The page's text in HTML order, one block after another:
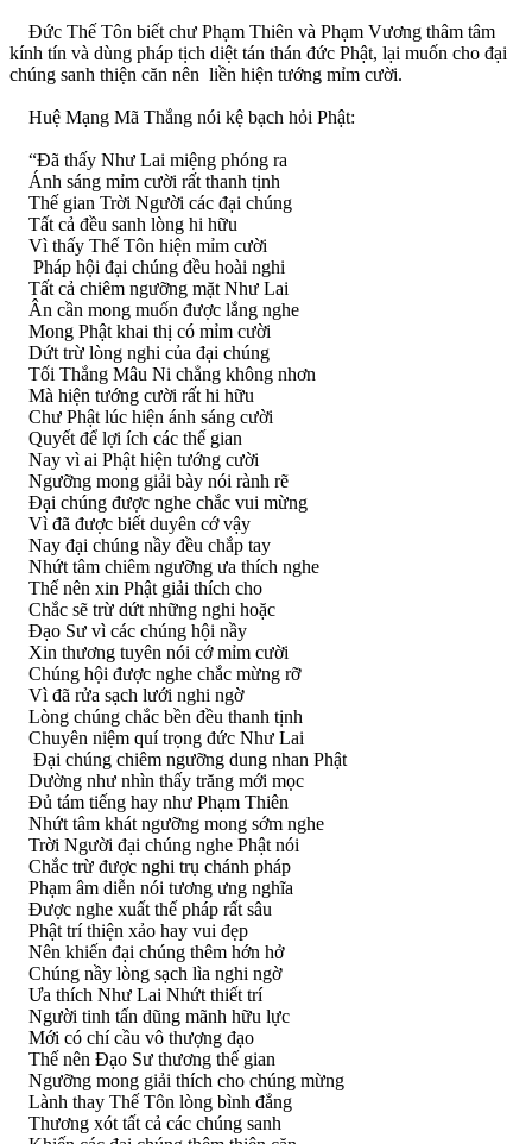
Ðức Thế Tôn biết chư Phạm Thiên và Phạm Vương thâm tâm
kính tín và dùng pháp tịch diệt tán thán đức Phật, lại muốn cho đại
chúng sanh thiện căn nên liền hiện tướng mỉm cười.
Huệ Mạng Mã Thắng nói kệ bạch hỏi Phật:
“Ðã thấy Như Lai miệng phóng ra
Ánh sáng mỉm cười rất thanh tịnh
Thế gian Trời Người các đại chúng
Tất cả đều sanh lòng hi hữu
Vì thấy Thế Tôn hiện mỉm cười
Pháp hội đại chúng đều hoài nghi
Tất cả chiêm ngưỡng mặt Như Lai
Ân cần mong muốn được lắng nghe
Mong Phật khai thị có mỉm cười
Dứt trừ lòng nghi của đại chúng
Tối Thắng Mâu Ni chẳng không nhơn
Mà hiện tướng cười rất hi hữu
Chư Phật lúc hiện ánh sáng cười
Quyết để lợi ích các thế gian
Nay vì ai Phật hiện tướng cười
Ngưỡng mong giải bày nói rành rẽ
Ðại chúng được nghe chắc vui mừng
Vì đã được biết duyên cớ vậy
Nay đại chúng nầy đều chắp tay
Nhứt tâm chiêm ngưỡng ưa thích nghe
Thế nên xin Phật giải thích cho
Chắc sẽ trừ dứt những nghi hoặc
Ðạo Sư vì các chúng hội nầy
Xin thương tuyên nói cớ mỉm cười
Chúng hội được nghe chắc mừng rỡ
Vì đã rửa sạch lưới nghi ngờ
Lòng chúng chắc bền đều thanh tịnh
Chuyên niệm quí trọng đức Như Lai
Ðại chúng chiêm ngưỡng dung nhan Phật
Dường như nhìn thấy trăng mới mọc
Ðủ tám tiếng hay như Phạm Thiên
Nhứt tâm khát ngưỡng mong sớm nghe
Trời Người đại chúng nghe Phật nói
Chắc trừ được nghi trụ chánh pháp
Phạm âm diễn nói tương ưng nghĩa
Ðược nghe xuất thế pháp rất sâu
Phật trí thiện xảo hay vui đẹp
Nên khiến đại chúng thêm hớn hở
Chúng nầy lòng sạch lìa nghi ngờ
Ưa thích Như Lai Nhứt thiết trí
Người tinh tấn dũng mãnh hữu lực
Mới có chí cầu vô thượng đạo
Thế nên Ðạo Sư thương thế gian
Ngưỡng mong giải thích cho chúng mừng
Lành thay Thế Tôn lòng bình đẳng
Thương xót tất cả các chúng sanh